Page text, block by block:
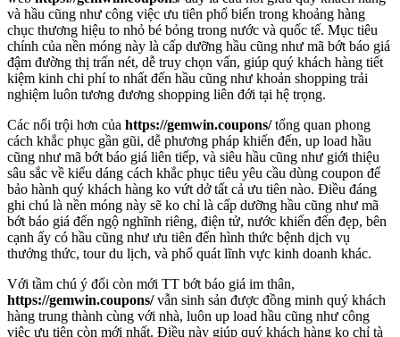
và hầu cũng như công việc ưu tiên phổ biến trong khoảng hàng
chục thương hiệu to nhỏ bé bỏng trong nước và quốc tế. Mục tiêu
chính của nền móng này là cấp dưỡng hầu cũng như mã bớt báo giá
đậm đường thị trấn nét, dễ truy chọn vấn, giúp quý khách hàng tiết
kiệm kinh chi phí to nhất đến hầu cũng như khoản shopping trải
nghiệm luôn tương đương shopping liên đới tại hệ trọng.
Các nổi trội hơn của https://gemwin.coupons/tổng quan phong
cách khắc phục gần gũi, dễ phương pháp khiến đến, up load hầu
cũng như mã bớt báo giá liên tiếp, và siêu hầu cũng như giới thiệu
sâu sắc về kiểu dáng cách khắc phục tiêu yêu cầu dùng coupon để
bảo hành quý khách hàng ko vứt dở tất cả ưu tiên nào. Điều đáng
ghi chú là nền móng này sẽ ko chỉ là cấp dưỡng hầu cũng như mã
bớt báo giá đến ngộ nghĩnh riêng, điện tử, nước khiến đến đẹp, bên
cạnh ấy có hầu cũng như ưu tiên đến hình thức bệnh dịch vụ
thưởng thức, tour du lịch, và phổ quát lĩnh vực kinh doanh khác.
Với tầm chú ý đổi còn mới TT bớt báo giá im thân,
https://gemwin.coupons/vẫn sinh sản được đồng minh quý khách
hàng trung thành cùng với nhà, luôn up load hầu cũng như công
việc ưu tiên còn mới nhất. Điều này giúp quý khách hàng ko chỉ tà